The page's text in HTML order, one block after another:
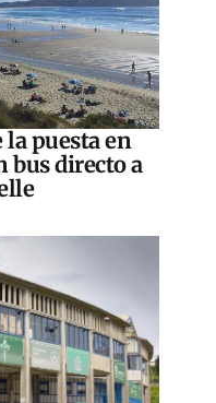
la puesta en
bus directo a